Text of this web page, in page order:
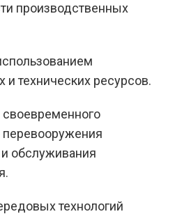
производственных
и технических ресурсов.
перевооружения
обслуживания
технологий